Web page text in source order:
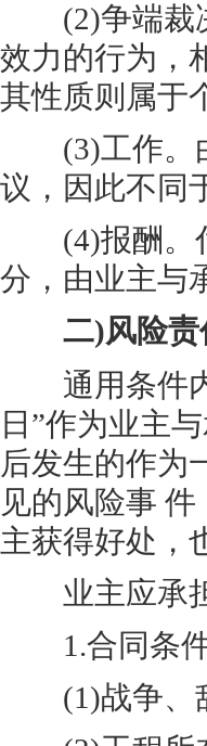
(2)争端裁决
效力的行为，
其性质则属于
(3)工作。由
议，因此不同
(4)报酬。付
分，由业主与
二)风险责
通用条件内
日”作为业主
后发生的作为
见的风险事
主获得好处，
业主应承
1.合同条件
(1)战争、敌